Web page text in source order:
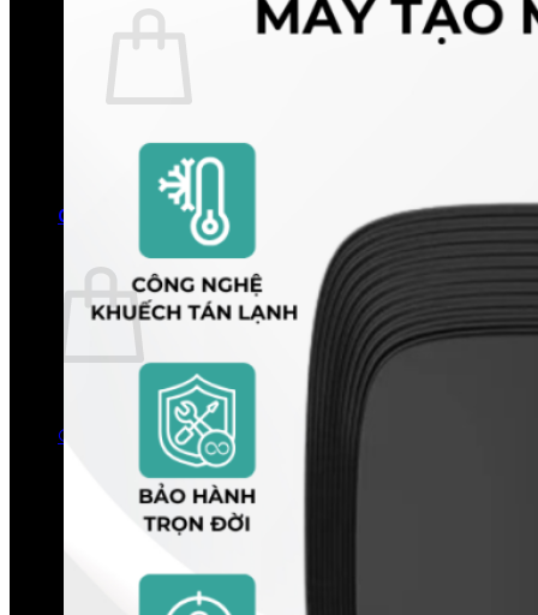
Quay trở lại cửa hàng
0
Giỏ hàng
Chưa có sản phẩm trong giỏ hàng.
Quay trở lại cửa hàng